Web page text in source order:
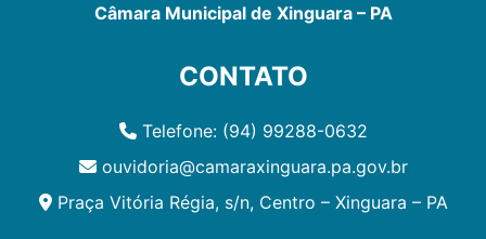
Câmara Municipal de Xinguara – PA
CONTATO
Telefone: (94) 99288-0632
ouvidoria@camaraxinguara.pa.gov.br
Praça Vitória Régia, s/n, Centro – Xinguara – PA